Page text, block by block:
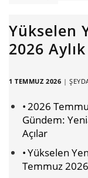
Yükselen
2026
1 TEMMUZ 2026 |
2026
Gündem:
Açılar
Yükselen
Temmuz